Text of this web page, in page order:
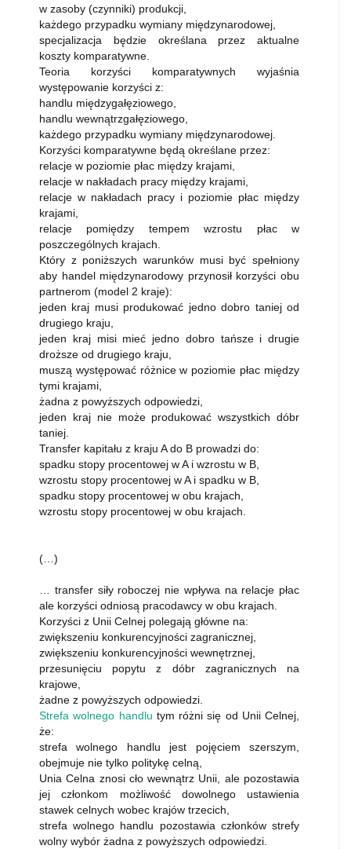
w zasoby (czynniki) produkcji,
każdego przypadku wymiany międzynarodowej,
specjalizacja będzie określana przez aktualne
koszty komparatywne.
Teoria korzyści komparatywnych wyjaśnia
występowanie korzyści z:
handlu międzygałęziowego,
handlu wewnątrzgałęziowego,
każdego przypadku wymiany międzynarodowej.
Korzyści komparatywne będą określane przez:
relacje w poziomie płac między krajami,
relacje w nakładach pracy między krajami,
relacje w nakładach pracy i poziomie płac między
krajami,
relacje pomiędzy tempem wzrostu płac w
poszczególnych krajach.
Który z poniższych warunków musi być spełniony
aby handel międzynarodowy przynosił korzyści obu
partnerom (model 2 kraje):
jeden kraj musi produkować jedno dobro taniej od
drugiego kraju,
jeden kraj misi mieć jedno dobro tańsze i drugie
droższe od drugiego kraju,
muszą występować różnice w poziomie płac między
tymi krajami,
żadna z powyższych odpowiedzi,
jeden kraj nie może produkować wszystkich dóbr
taniej.
Transfer kapitału z kraju A do B prowadzi do:
spadku stopy procentowej w A i wzrostu w B,
wzrostu stopy procentowej w A i spadku w B,
spadku stopy procentowej w obu krajach,
wzrostu stopy procentowej w obu krajach.
(…)
… transfer siły roboczej nie wpływa na relacje płac
ale korzyści odniosą pracodawcy w obu krajach.
Korzyści z Unii Celnej polegają główne na:
zwiększeniu konkurencyjności zagranicznej,
zwiększeniu konkurencyjności wewnętrznej,
przesunięciu popytu z dóbr zagranicznych na
krajowe,
żadne z powyższych odpowiedzi.
Strefa wolnego handlu tym różni się od Unii Celnej,
że:
strefa wolnego handlu jest pojęciem szerszym,
obejmuje nie tylko politykę celną,
Unia Celna znosi cło wewnątrz Unii, ale pozostawia
jej członkom możliwość dowolnego ustawienia
stawek celnych wobec krajów trzecich,
strefa wolnego handlu pozostawia członków strefy
wolny wybór żadna z powyższych odpowiedzi.